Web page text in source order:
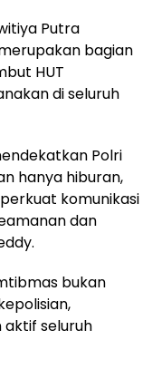
Putra
bagian
HUT
di seluruh
Polri
hanya hiburan,
komunikasi
dan
bukan
seluruh